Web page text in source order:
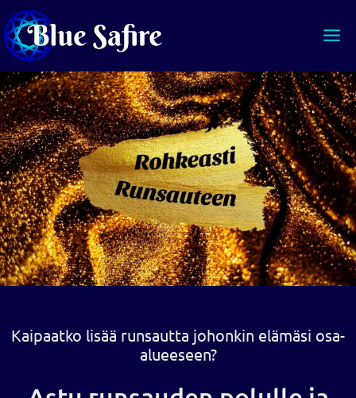
Siirry
sisältöön
Kaipaatko lisää runsautta johonkin elämäsi osa-
alueeseen?